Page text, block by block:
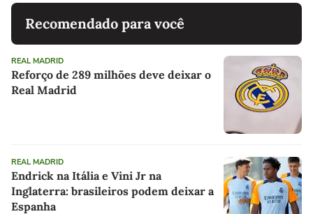
Recomendado para você
REAL MADRID
Reforço de 289 milhões deve deixar o
Real Madrid
REAL MADRID
Endrick na Itália e Vini Jr na
Inglaterra: brasileiros podem deixar a
Espanha